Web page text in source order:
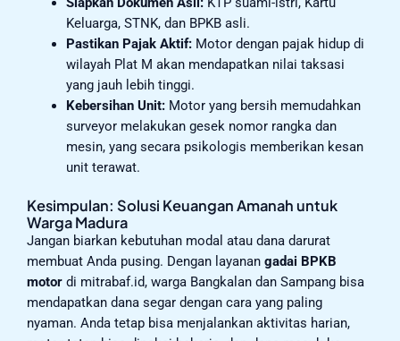
Keluarga, STNK, dan BPKB asli.
Pastikan Pajak Aktif:Motor dengan pajak hidup di
wilayah Plat M akan mendapatkan nilai taksasi
yang jauh lebih tinggi.
Kebersihan Unit:Motor yang bersih memudahkan
surveyor melakukan gesek nomor rangka dan
mesin, yang secara psikologis memberikan kesan
unit terawat.
Kesimpulan: Solusi Keuangan Amanah untuk
Warga Madura
Jangan biarkan kebutuhan modal atau dana darurat
membuat Anda pusing. Dengan layanan gadai BPKB
motor di mitrabaf.id, warga Bangkalan dan Sampang bisa
mendapatkan dana segar dengan cara yang paling
nyaman. Anda tetap bisa menjalankan aktivitas harian,